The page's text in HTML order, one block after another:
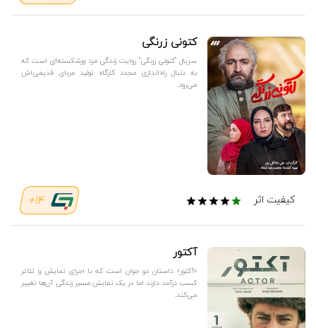
کتونی زرنگی
سریال "کتونی زرنگی" روایت زندگی مرد ورشکسته‌ای است که
به دنبال راه‌اندازی مجدد کارگاه تولید مربای قدیمی‌اش
می‌رود.
کیفیت اثر 14+
آکتور
«آکتور» داستان دو جوان است که با اجرای نمایش و تئاتر
کسب درآمد دارند اما در یک نمایش مسیر زندگی آن‌ها تغییر
می‌کند.